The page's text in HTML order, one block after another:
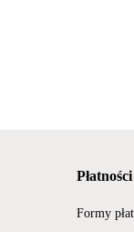
Formy